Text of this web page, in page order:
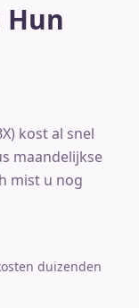
kost al snel
maandelijkse
mist u nog
duizenden